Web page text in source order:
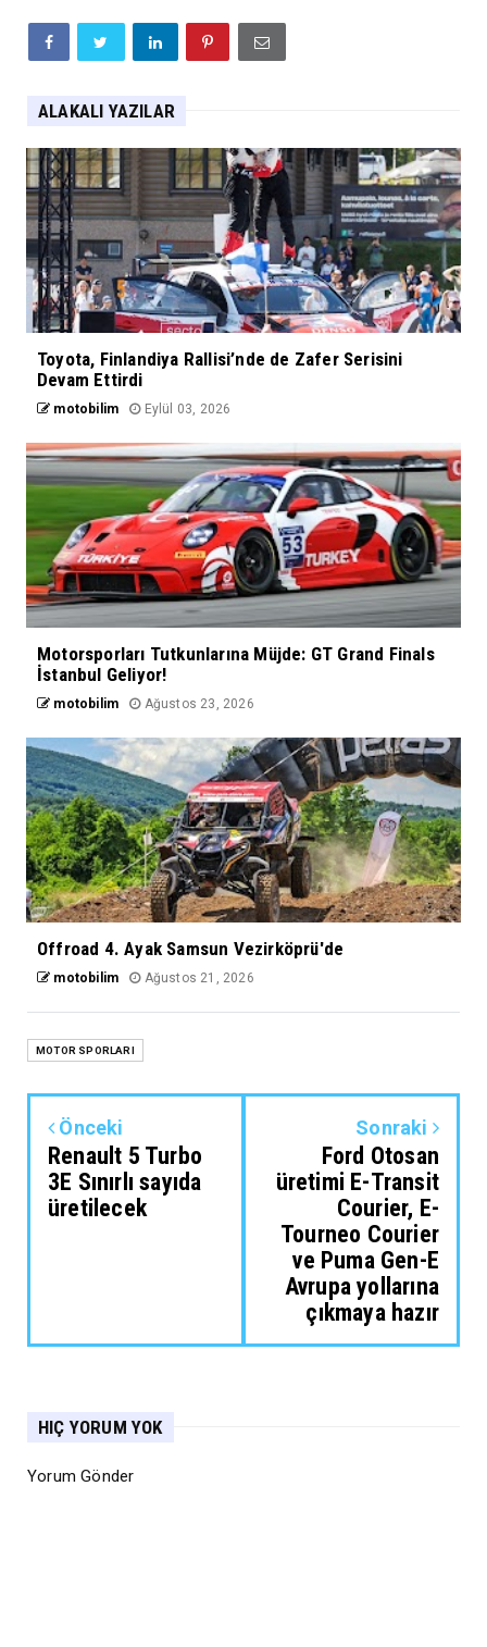
ALAKALI YAZILAR
Toyota, Finlandiya Rallisi’nde de Zafer Serisini
Devam Ettirdi
motobilim Eylül 03, 2026
Motorsporları Tutkunlarına Müjde: GT Grand Finals
İstanbul Geliyor!
motobilim Ağustos 23, 2026
Offroad 4. Ayak Samsun Vezirköprü'de
motobilim Ağustos 21, 2026
MOTOR SPORLARI
Önceki
Renault 5 Turbo
3E Sınırlı sayıda
üretilecek
Sonraki
Ford Otosan
üretimi E-Transit
Courier, E-
Tourneo Courier
ve Puma Gen-E
Avrupa yollarına
çıkmaya hazır
HIÇ YORUM YOK
Yorum Gönder